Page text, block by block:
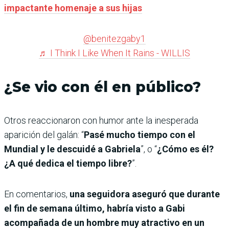
impactante homenaje a sus hijas
@benitezgaby1
♬ I Think I Like When It Rains - WILLIS
¿Se vio con él en público?
Otros reaccionaron con humor ante la inesperada
aparición del galán: “Pasé mucho tiempo con el
Mundial y le descuidé a Gabriela”, o “¿Cómo es él?
¿A qué dedica el tiempo libre?”.
En comentarios, una seguidora aseguró que durante
el fin de semana último, habría visto a Gabi
acompañada de un hombre muy atractivo en un